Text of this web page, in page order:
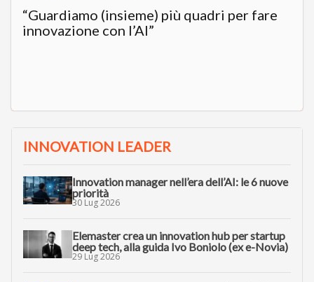
“Guardiamo (insieme) più quadri per fare
innovazione con l’AI”
INNOVATION LEADER
Innovation manager nell’era dell’AI: le 6 nuove
priorità
30 Lug 2026
Elemaster crea un innovation hub per startup
deep tech, alla guida Ivo Boniolo (ex e-Novia)
29 Lug 2026